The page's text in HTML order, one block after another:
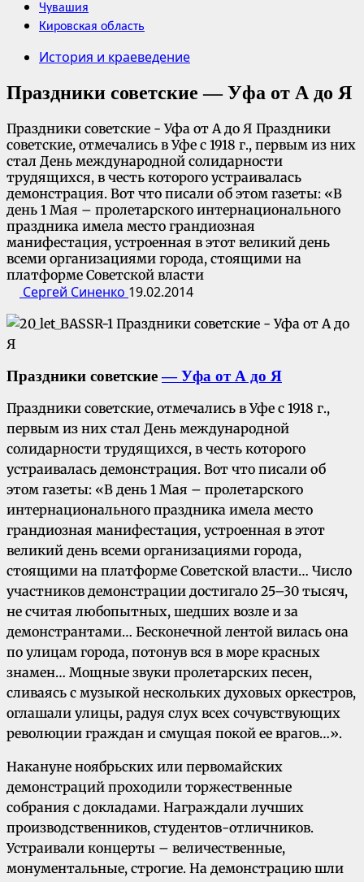
Чувашия
Кировская область
История и краеведение
Праздники советские — Уфа от А до Я
Праздники советские - Уфа от А до Я Праздники
советские, отмечались в Уфе с 1918 г., первым из них
стал День международной солидарности
трудящихся, в честь которого устраивалась
демонстрация. Вот что писали об этом газеты: «В
день 1 Мая – пролетарского интернационального
праздника имела место грандиозная
манифестация, устроенная в этот великий день
всеми организациями города, стоящими на
платформе Советской власти
Сергей Синенко 19.02.2014
Праздники советские— Уфа от А до Я
Праздники советские, отмечались в Уфе с 1918 г.,
первым из них стал День международной
солидарности трудящихся, в честь которого
устраивалась демонстрация. Вот что писали об
этом газеты: «В день 1 Мая – пролетарского
интернационального праздника имела место
грандиозная манифестация, устроенная в этот
великий день всеми организациями города,
стоящими на платформе Советской власти… Число
участников демонстрации достигало 25–30 тысяч,
не считая любопытных, шедших возле и за
демонстрантами… Бесконечной лентой вилась она
по улицам города, потонув вся в море красных
знамен… Мощные звуки пролетарских песен,
сливаясь с музыкой нескольких духовых оркестров,
оглашали улицы, радуя слух всех сочувствующих
революции граждан и смущая покой ее врагов…».
Накануне ноябрьских или первомайских
демонстраций проходили торжественные
собрания с докладами. Награждали лучших
производственников, студентов-отличников.
Устраивали концерты – величественные,
монументальные, строгие. На демонстрацию шли